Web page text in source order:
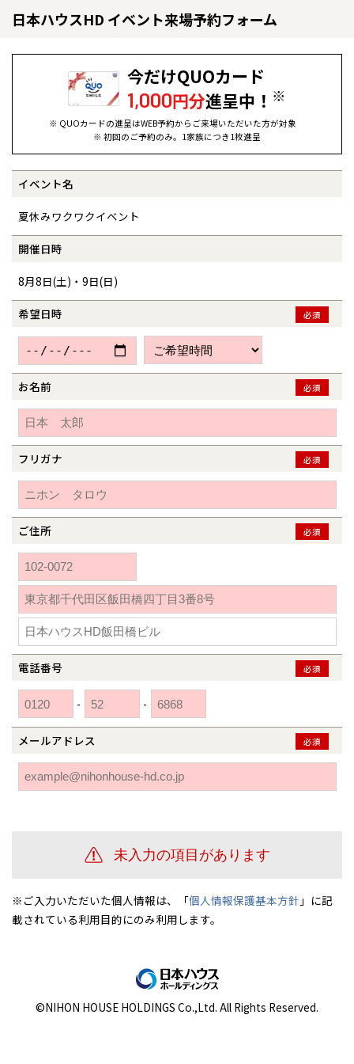
日本ハウスHD イベント来場予約フォーム
今だけQUOカード
1,000円分進呈中！ ※
※ QUOカードの進呈はWEB予約からご来場いただいた方が対象
※ 初回のご予約のみ。1家族につき1枚進呈
イベント名
夏休みワクワクイベント
開催日時
8月8日(土)・9日(日)
希望日時 必須
お名前 必須
フリガナ 必須
ご住所 必須
電話番号 必須
- -
メールアドレス 必須
※ご入力いただいた個人情報は、「個人情報保護基本方針 」に記
載されている利用目的にのみ利用します。
©NIHON HOUSE HOLDINGS Co.,Ltd. All Rights Reserved.
全国の展示場
北海道
札幌
道央
道北
道東
東北
青森
秋田
山形
宮城
福島
甲信越・北陸
新潟
長野
富山
石川
福井
関東
神奈川
埼玉
千葉
茨城
栃木
群馬
愛知
岐阜
静岡
三重
近畿
大阪
京都
兵庫
奈良
滋賀
中国・四国
岡山
香川
愛媛
鳥取
広島
山口
九州
福岡
佐賀
熊本
宮崎
鹿児島
分譲マンション
※現住所のある都道府県以外の建築予定地の方でも現住所の有るお近
くの展示場又は店舗にお問合せください。
応します。お気軽にご相談ください。
お近くのイベント
北海道
札幌
小樽
苫小牧千歳
小樽
道北
道南
道東
釧路
東北
青森県
青森
秋田県
秋田
岩手県
盛岡
山形県
宮城県
福島県
郡山
いわき
甲信越・北陸
新潟県
新潟
長岡
山梨県
甲府
長野県
長野
富山県
石川県
福井県
関東
神奈川県
横浜
相模
埼玉県
埼玉
千葉県
柏
茨城県
水戸
栃木県
宇都宮
群馬県
伊勢崎
愛知県
名古屋
岐阜県
静岡県
三重県
近畿
大阪府
大阪
京都府
京都
奈良県
奈良
中国・四国
岡山県
岡山
香川県
高松
愛媛県
松山
九州
福岡県
佐賀県
佐賀
熊本県
熊本
大分県
大分
宮崎県
宮崎
鹿児島県
鹿児島